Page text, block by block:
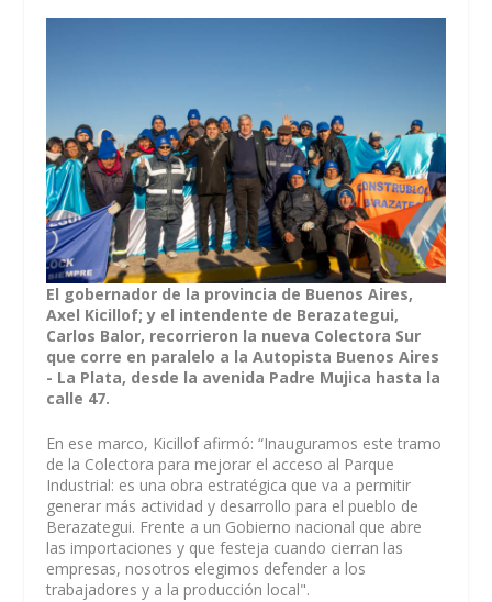
El gobernador de la provincia de Buenos Aires,
Axel Kicillof; y el intendente de Berazategui,
Carlos Balor, recorrieron la nueva Colectora Sur
que corre en paralelo a la Autopista Buenos Aires
- La Plata, desde la avenida Padre Mujica hasta la
calle 47.
En ese marco, Kicillof afirmó: “Inauguramos este tramo
de la Colectora para mejorar el acceso al Parque
Industrial: es una obra estratégica que va a permitir
generar más actividad y desarrollo para el pueblo de
Berazategui. Frente a un Gobierno nacional que abre
las importaciones y que festeja cuando cierran las
empresas, nosotros elegimos defender a los
trabajadores y a la producción local".